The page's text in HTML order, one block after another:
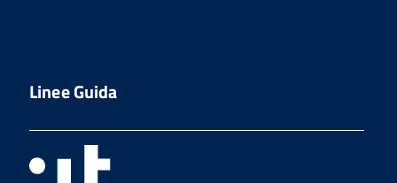
Linee Guida